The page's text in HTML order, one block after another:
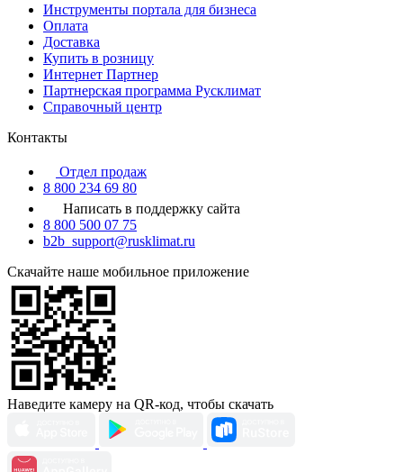
Инструменты портала для бизнеса
Оплата
Доставка
Купить в розницу
Интернет Партнер
Партнерская программа Русклимат
Справочный центр
Контакты
Отдел продаж
8 800 234 69 80
Написать в поддержку сайта
8 800 500 07 75
b2b_support@rusklimat.ru
Скачайте наше мобильное приложение
Наведите камеру на QR-код, чтобы скачать